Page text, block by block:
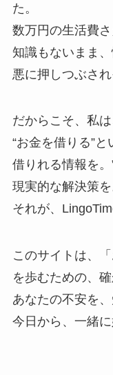
た。
数万円の生活費
知識もないまま
悪に押しつぶさ
だからこそ、私
“お金を借りる”
借りれる情報を。
現実的な解決策を
それが、
このサイトは、
を歩むための、
あなたの不安を
今日から、一緒